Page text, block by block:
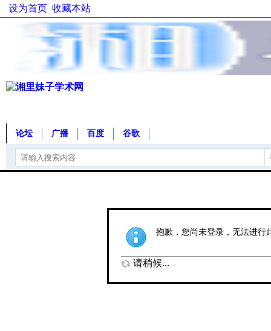
设为首页 收藏本站
论坛 广播 百度 谷歌
抱歉，您尚未登录，无法进行
请稍候...